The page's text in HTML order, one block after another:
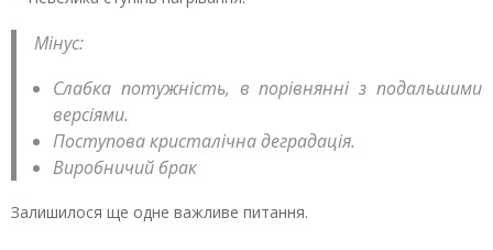
Мінус:
Слабка потужність, в порівнянні з подальшими
версіями.
Поступова кристалічна деградація.
Виробничий брак
Залишилося ще одне важливе питання.